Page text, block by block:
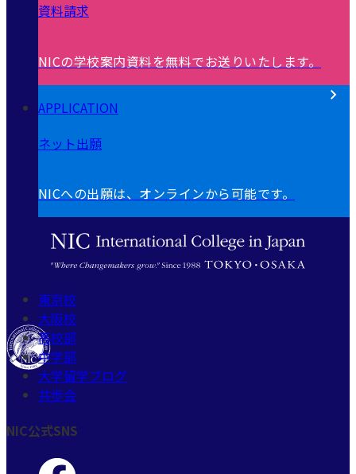
資料請求
NICの学校案内資料を無料でお送りいたします。
APPLICATION
ネット出願
NICへの出願は、オンラインから可能です。
東京校
大阪校
高校部
中学部
大学留学ブログ
共歩会
NIC公式SNS